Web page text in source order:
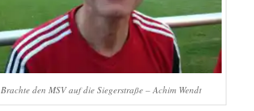
Brachte den MSV auf die Siegerstraße – Achim Wendt